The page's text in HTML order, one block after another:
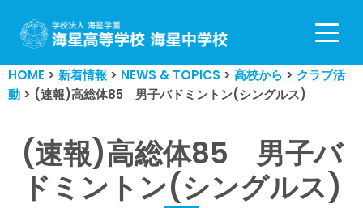
コ
ン
テ
ン
へ
ス
HOME > 新着情報 > NEWS & TOPICS > 高校から > クラブ活
動 > (速報)高総体85 男子バドミントン(シングルス)
(速報)高総体85 男子バ
ドミントン(シングルス)